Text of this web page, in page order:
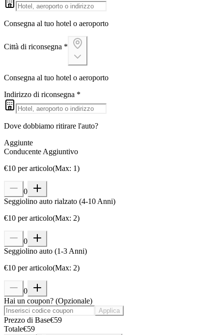
Consegna al tuo hotel o aeroporto
Città di riconsegna *
Consegna al tuo hotel o aeroporto
Indirizzo di riconsegna *
Dove dobbiamo ritirare l'auto?
Aggiunte
Conducente Aggiuntivo
€10 per articolo(Max: 1)
0
Seggiolino auto rialzato (4-10 Anni)
€10 per articolo(Max: 2)
0
Seggiolino auto (1-3 Anni)
€10 per articolo(Max: 2)
0
Hai un coupon? (Opzionale)
Applica
Prezzo di Base€59
Totale€59